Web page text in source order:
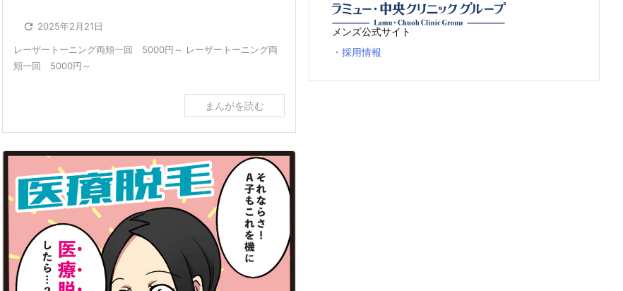
 2025年2月21日
レーザートーニング両頬一回 5000円～ レーザートーニング両
頬一回 5000円～
まんがを読む
メンズ公式サイト
・採用情報